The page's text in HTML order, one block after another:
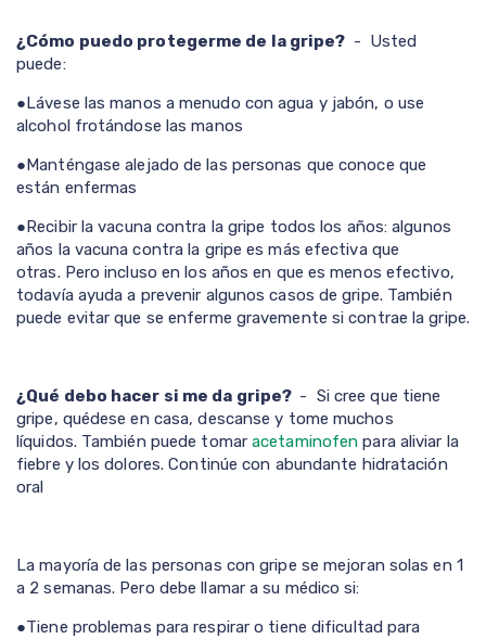
¿Cómo puedo protegerme de la gripe? - Usted
puede:
● Lávese las manos a menudo con agua y jabón, o use
alcohol frotándose las manos
● Manténgase alejado de las personas que conoce que
están enfermas
● Recibir la vacuna contra la gripe todos los años: algunos
años la vacuna contra la gripe es más efectiva que
otras. Pero incluso en los años en que es menos efectivo,
todavía ayuda a prevenir algunos casos de gripe. También
puede evitar que se enferme gravemente si contrae la gripe.
¿Qué debo hacer si me da gripe? - Si cree que tiene
gripe, quédese en casa, descanse y tome muchos
líquidos. También puede tomaracetaminofen para aliviar la
fiebre y los dolores. Continúe con abundante hidratación
oral
La mayoría de las personas con gripe se mejoran solas en 1
a 2 semanas. Pero debe llamar a su médico si:
●Tiene problemas para respirar o tiene dificultad para